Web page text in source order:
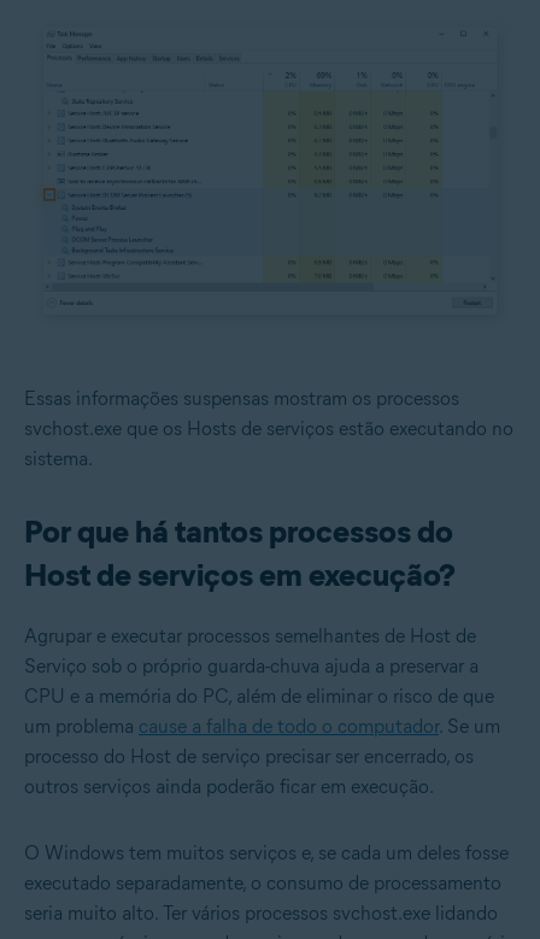
Essas informações suspensas mostram os processos
svchost.exe que os Hosts de serviços estão executando no
sistema.
Por que há tantos processos do
Host de serviços em execução?
Agrupar e executar processos semelhantes de Host de
Serviço sob o próprio guarda-chuva ajuda a preservar a
CPU e a memória do PC, além de eliminar o risco de que
um problema cause a falha de todo o computador. Se um
processo do Host de serviço precisar ser encerrado, os
outros serviços ainda poderão ficar em execução.
O Windows tem muitos serviços e, se cada um deles fosse
executado separadamente, o consumo de processamento
seria muito alto. Ter vários processos svchost.exe lidando